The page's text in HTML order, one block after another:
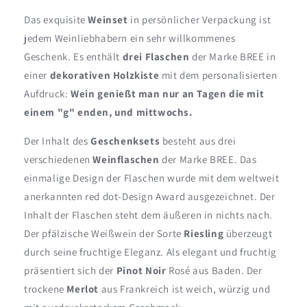
genießt
man
nur
an
Tagen...
genießt
man
nur
an
Tagen...
Das exquisiteWeinset in persönlicher Verpackung ist
jedem Weinliebhabern ein sehr willkommenes
Geschenk. Es enthält drei Flaschen der Marke BREE in
einer dekorativen Holzkiste mit dem personalisierten
Aufdruck: Wein genießt man nur an Tagen die mit
einem "g" enden, und mittwochs.
Der Inhalt des Geschenksets besteht aus drei
verschiedenenWeinflaschen der Marke BREE. Das
einmalige Design der Flaschen wurde mit dem weltweit
anerkannten red dot-Design Award ausgezeichnet. Der
Inhalt der Flaschen steht dem äußeren in nichts nach.
Der pfälzische Weißwein der Sorte Riesling überzeugt
durch seine fruchtige Eleganz. Als elegant und fruchtig
präsentiert sich der Pinot Noir Rosé aus Baden. Der
trockene Merlot aus Frankreich ist weich, würzig und